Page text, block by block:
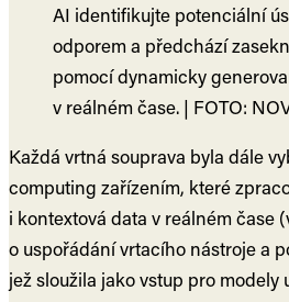
AI identifikujte potenciální
odporem a předchází
pomocí dynamicky
v reálném čase. | FOTO:
Každá vrtná souprava byla dále
computing zařízením, které
i kontextová data v reálném čase
o uspořádání vrtacího nástroje a
jež sloužila jako vstup pro modely